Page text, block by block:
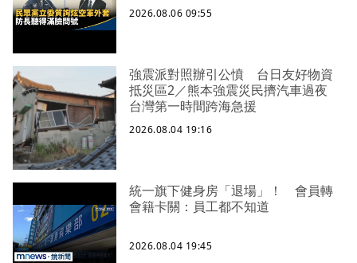
2026.08.06 09:55
強震派對照辦引公憤 台日友好物資
抵災區2／熊本強震災民擠汽車過夜
台灣第一時間跨海急援
2026.08.04 19:16
統一旗下健身房「退場」！ 會員轉
會籍卡關：員工都不知道
2026.08.04 19:45